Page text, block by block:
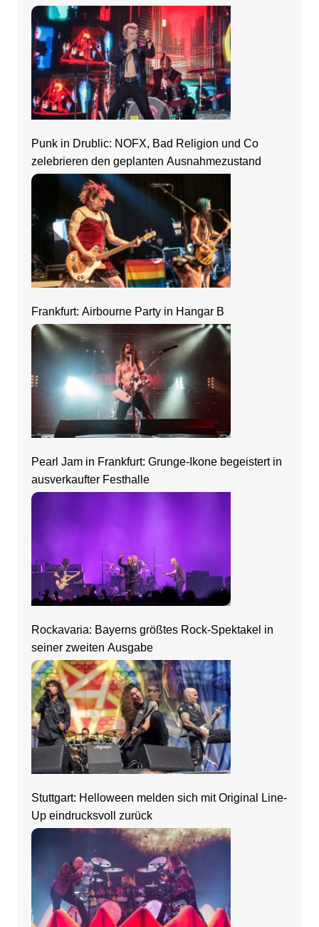
Punk in Drublic: NOFX, Bad Religion und Co
zelebrieren den geplanten Ausnahmezustand
Frankfurt: Airbourne Party in Hangar B
Pearl Jam in Frankfurt: Grunge-Ikone begeistert in
ausverkaufter Festhalle
Rockavaria: Bayerns größtes Rock-Spektakel in
seiner zweiten Ausgabe
Stuttgart: Helloween melden sich mit Original Line-
Up eindrucksvoll zurück